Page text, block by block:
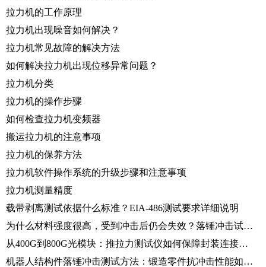
拉力机的工作原理
拉力机出现噪音如何解决？
拉力机常见故障的解决方法
如何解决拉力机出现位移异常问题？
拉力机分类
拉力机的操作步骤
如何检查拉力机变频器
搬运拉力机的注意事项
拉力机的保养方法
拉力机软件操作系统的升级步骤和注意事项
拉力机测量精度
载带剥离测试依据什么标准？EIA-486测试要求详细说明
为什么材料强度很高，受到冲击后仍会失效？落锤冲击试验机揭秘原因
从400G到800G光模块：推拉力测试仪如何保障封装连接可靠性？
机器人结构件落锤冲击测试方法：锻造零件抗冲击性能如何评价？